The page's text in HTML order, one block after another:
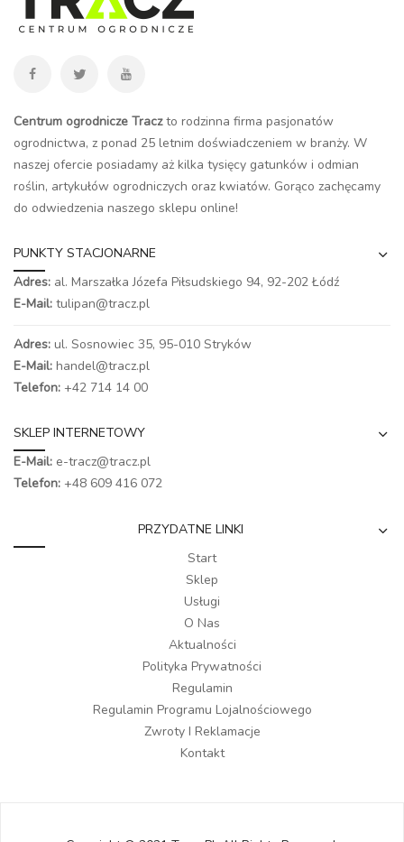
Centrum ogrodnicze Traczto rodzinna firma pasjonatów
ogrodnictwa, z ponad 25 letnim doświadczeniem w branży. W
naszej ofercie posiadamy aż kilka tysięcy gatunków i odmian
roślin, artykułów ogrodniczych oraz kwiatów. Gorąco zachęcamy
do odwiedzenia naszego sklepu online!
PUNKTY STACJONARNE
Adres: al. Marszałka Józefa Piłsudskiego 94, 92-202 Łódź
E-Mail: tulipan@tracz.pl
Adres: ul. Sosnowiec 35, 95-010 Stryków
E-Mail: handel@tracz.pl
Telefon: +42 714 14 00
SKLEP INTERNETOWY
E-Mail: e-tracz@tracz.pl
Telefon: +48 609 416 072
PRZYDATNE LINKI
Start
Sklep
Usługi
O Nas
Aktualności
Polityka Prywatności
Regulamin
Regulamin Programu Lojalnościowego
Zwroty I Reklamacje
Kontakt